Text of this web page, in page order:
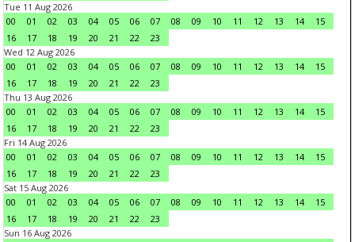
Tue 11 Aug 2026
00
01 02 03 04 05 06 07 08 09 10 11 12 13 14
15
16
17 18 19 20 21 22
23
Wed 12 Aug 2026
00
01 02 03 04 05 06 07 08 09 10 11 12 13 14
15
16
17 18 19 20 21 22
23
Thu 13 Aug 2026
00
01 02 03 04 05 06 07 08 09 10 11 12 13 14
15
16
17 18 19 20 21 22
23
Fri 14 Aug 2026
00
01 02 03 04 05 06 07 08 09 10 11 12 13 14
15
16
17 18 19 20 21 22
23
Sat 15 Aug 2026
00
01 02 03 04 05 06 07 08 09 10 11 12 13 14
15
16
17 18 19 20 21 22
23
Sun 16 Aug 2026